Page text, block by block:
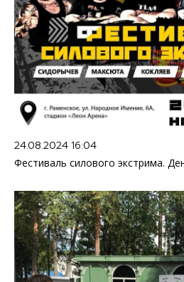
24.08.2024 16:04
Фестиваль силового экстрима.